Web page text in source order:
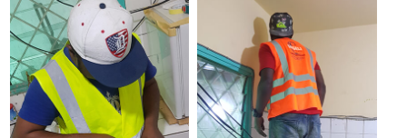
DJEUGA PALACE - Yaoundé -
Cameroun - 2021-06-04
Installation des LED digital RGB à
tube.